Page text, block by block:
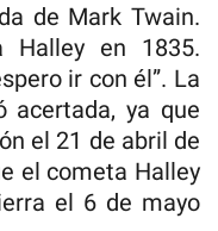
de Mark Twain.
Halley en 1835.
ir con él”. La
acertada, ya que
el 21 de abril de
el cometa Halley
el 6 de mayo